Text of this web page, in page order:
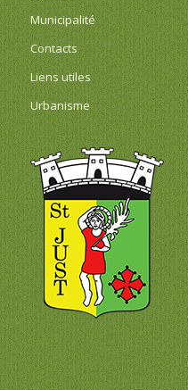
Municipalité
Contacts
Liens utiles
Urbanisme